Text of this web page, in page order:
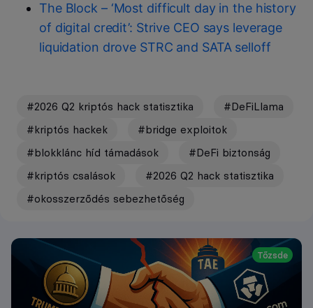
The Block – ‘Most difficult day in the history
of digital credit’: Strive CEO says leverage
liquidation drove STRC and SATA selloff
#2026 Q2 kriptós hack statisztika
#DeFiLlama
#kriptós hackek
#bridge exploitok
#blokklánc híd támadások
#DeFi biztonság
#kriptós csalások
#2026 Q2 hack statisztika
#okosszerződés sebezhetőség
Tőzsde